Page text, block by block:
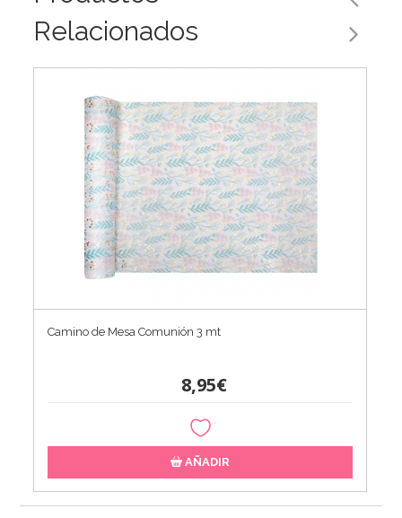
Relacionados
Camino de Mesa Comunión 3 mt
8,95€
AÑADIR